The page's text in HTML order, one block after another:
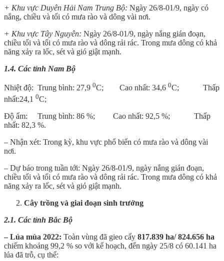
+ Khu vực Duyên Hải Nam Trung Bộ: Ngày 26/8-01/9, ngày có
nắng, chiều và tối có mưa rào và dông vài nơi.
+ Khu vực Tây Nguyên: Ngày 26/8-01/9, ngày nắng gián đoạn,
chiều tối và tối có mưa rào và dông rải rác. Trong mưa dông có khả
năng xảy ra lốc, sét và gió giật mạnh.
1.4. Các tỉnh Nam Bộ
Nhiệt độ: Trung bình: 27,9 0C; Cao nhất: 34,6 0C; Thấp
nhất:24,1 0C;
Độ ẩm: Trung bình: 86 %; Cao nhất: 92,5 %; Thấp
nhất: 82,3 %.
– Nhận xét: Trong kỳ, khu vực phổ biến có mưa rào và dông vài
nơi.
– Dự báo trong tuần tới: Ngày 26/8-01/9, ngày nắng gián đoạn,
chiều tối và tối có mưa rào và dông rải rác. Trong mưa dông có khả
năng xảy ra lốc, sét và gió giật mạnh.
Cây trồng và giai đoạn sinh trưởng
2.1. Các tỉnh Bắc Bộ
– Lúa mùa 2022: Toàn vùng đã gieo cấy 817.839 ha/ 824.656 ha
chiếm khoảng 99,2 % so với kế hoạch, đến ngày 25/8 có 60.141 ha
lúa đã trỗ, cụ thể: